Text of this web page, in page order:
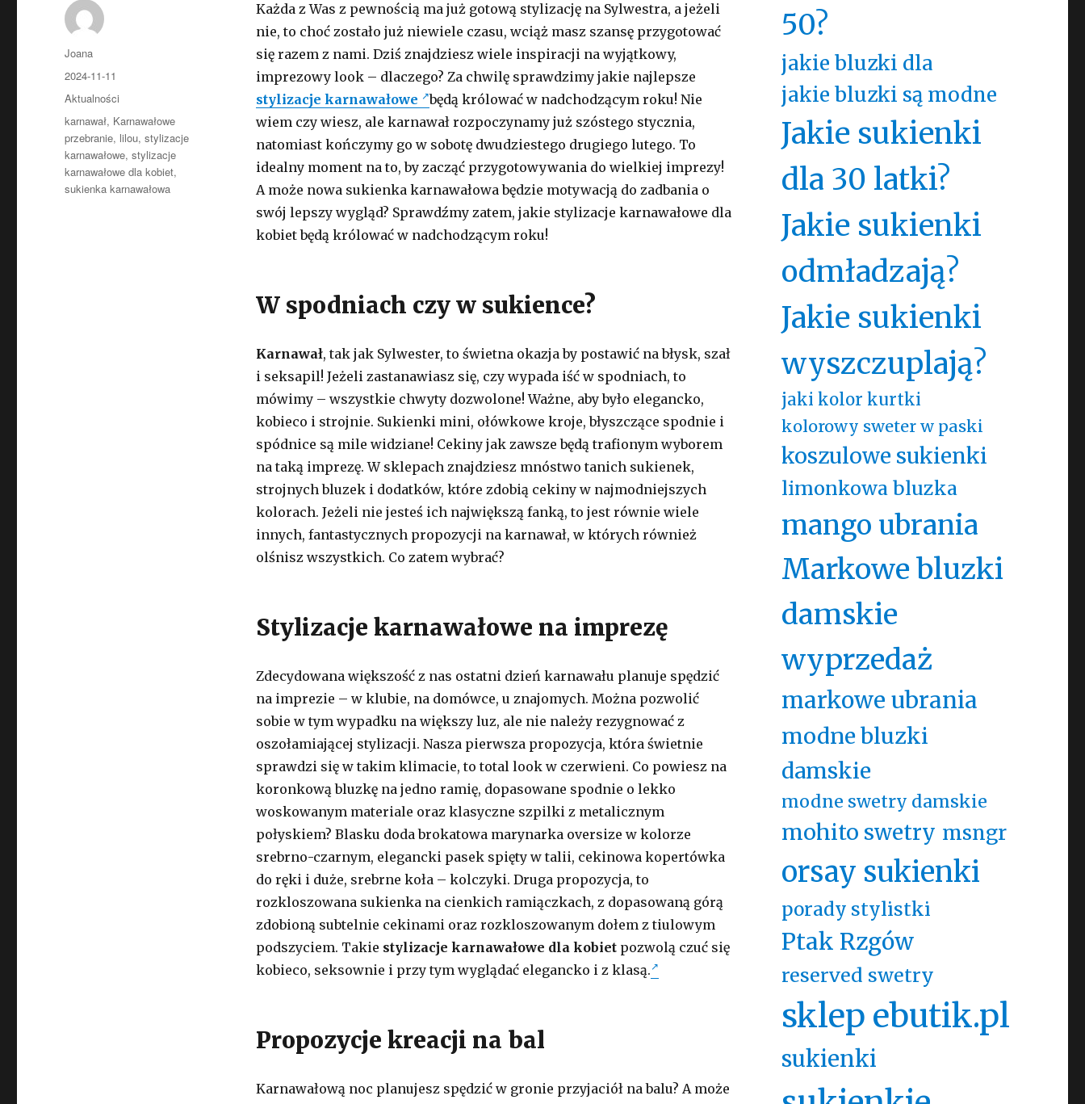
Każda z Was z pewnością ma już gotową stylizację na Sylwestra, a jeżeli
nie, to choć zostało już niewiele czasu, wciąż masz szansę przygotować
się razem z nami. Dziś znajdziesz wiele inspiracji na wyjątkowy,
imprezowy look – dlaczego? Za chwilę sprawdzimy jakie najlepsze
stylizacje karnawałowe
będą królować w nadchodzącym roku! Nie
wiem czy wiesz, ale karnawał rozpoczynamy już szóstego stycznia,
natomiast kończymy go w sobotę dwudziestego drugiego lutego. To
idealny moment na to, by zacząć przygotowywania do wielkiej imprezy!
A może nowa sukienka karnawałowa będzie motywacją do zadbania o
swój lepszy wygląd? Sprawdźmy zatem, jakie stylizacje karnawałowe dla
kobiet będą królować w nadchodzącym roku!
W spodniach czy w sukience?
Karnawał, tak jak Sylwester, to świetna okazja by postawić na błysk, szał
i seksapil! Jeżeli zastanawiasz się, czy wypada iść w spodniach, to
mówimy – wszystkie chwyty dozwolone! Ważne, aby było elegancko,
kobieco i strojnie. Sukienki mini, ołówkowe kroje, błyszczące spodnie i
spódnice są mile widziane! Cekiny jak zawsze będą trafionym wyborem
na taką imprezę. W sklepach znajdziesz mnóstwo tanich sukienek,
strojnych bluzek i dodatków, które zdobią cekiny w najmodniejszych
kolorach. Jeżeli nie jesteś ich największą fanką, to jest równie wiele
innych, fantastycznych propozycji na karnawał, w których również
olśnisz wszystkich. Co zatem wybrać?
Stylizacje karnawałowe na imprezę
Zdecydowana większość z nas ostatni dzień karnawału planuje spędzić
na imprezie – w klubie, na domówce, u znajomych. Można pozwolić
sobie w tym wypadku na większy luz, ale nie należy rezygnować z
oszołamiającej stylizacji. Nasza pierwsza propozycja, która świetnie
sprawdzi się w takim klimacie, to total look w czerwieni. Co powiesz na
koronkową bluzkę na jedno ramię, dopasowane spodnie o lekko
woskowanym materiale oraz klasyczne szpilki z metalicznym
połyskiem? Blasku doda brokatowa marynarka oversize w kolorze
srebrno-czarnym, elegancki pasek spięty w talii, cekinowa kopertówka
do ręki i duże, srebrne koła – kolczyki. Druga propozycja, to
rozkloszowana sukienka na cienkich ramiączkach, z dopasowaną górą
zdobioną subtelnie cekinami oraz rozkloszowanym dołem z tiulowym
podszyciem. Takie stylizacje karnawałowe dla kobiet pozwolą czuć się
kobieco, seksownie i przy tym wyglądać elegancko i z klasą.
Propozycje kreacji na bal
Karnawałową noc planujesz spędzić w gronie przyjaciół na balu? A może
Autor
Joana
Opublikowano
2024-11-11
Kategorie
Aktualności
Tagi
karnawał, Karnawałowe
przebranie, lilou,stylizacje
karnawałowe,stylizacje
karnawałowe dla kobiet,
sukienka karnawałowa
50?
jakie bluzki dla
jakie bluzki są modne
Jakie sukienki
dla 30 latki?
Jakie sukienki
odmładzają?
Jakie sukienki
wyszczuplają?
jaki kolor kurtki
kolorowy sweter w paski
koszulowe sukienki
limonkowa bluzka
mango ubrania
Markowe bluzki
damskie
wyprzedaż
markowe ubrania
modne bluzki
damskie
modne swetry damskie
mohito swetry msngr
orsay sukienki
porady stylistki
Ptak Rzgów
reserved swetry
sklep ebutik.pl
sukienki